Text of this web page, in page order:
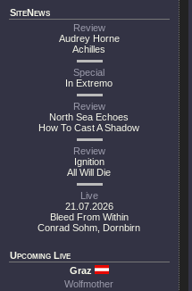
SiteNews
Review
Audrey Horne
Achilles
Special
In Extremo
Review
North Sea Echoes
How To Cast A Shadow
Review
Ignition
All Will Die
Live
21.07.2026
Bleed From Within
Conrad Sohm, Dornbirn
Upcoming Live
Graz
Wolfmother